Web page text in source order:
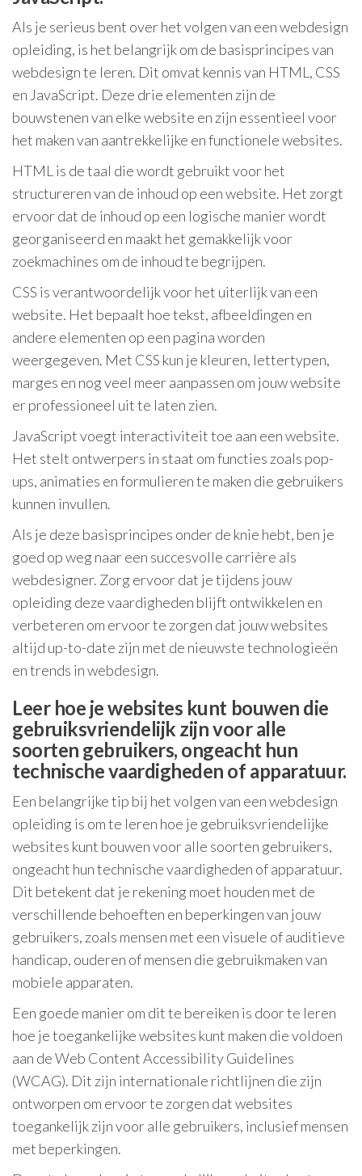
Als je serieus bent over het volgen van een webdesign
opleiding, is het belangrijk om de basisprincipes van
webdesign te leren. Dit omvat kennis van HTML, CSS
en JavaScript. Deze drie elementen zijn de
bouwstenen van elke website en zijn essentieel voor
het maken van aantrekkelijke en functionele websites.
HTML is de taal die wordt gebruikt voor het
structureren van de inhoud op een website. Het zorgt
ervoor dat de inhoud op een logische manier wordt
georganiseerd en maakt het gemakkelijk voor
zoekmachines om de inhoud te begrijpen.
CSS is verantwoordelijk voor het uiterlijk van een
website. Het bepaalt hoe tekst, afbeeldingen en
andere elementen op een pagina worden
weergegeven. Met CSS kun je kleuren, lettertypen,
marges en nog veel meer aanpassen om jouw website
er professioneel uit te laten zien.
JavaScript voegt interactiviteit toe aan een website.
Het stelt ontwerpers in staat om functies zoals pop-
ups, animaties en formulieren te maken die gebruikers
kunnen invullen.
Als je deze basisprincipes onder de knie hebt, ben je
goed op weg naar een succesvolle carrière als
webdesigner. Zorg ervoor dat je tijdens jouw
opleiding deze vaardigheden blijft ontwikkelen en
verbeteren om ervoor te zorgen dat jouw websites
altijd up-to-date zijn met de nieuwste technologieën
en trends in webdesign.
Leer hoe je websites kunt bouwen die
gebruiksvriendelijk zijn voor alle
soorten gebruikers, ongeacht hun
technische vaardigheden of apparatuur.
Een belangrijke tip bij het volgen van een webdesign
opleiding is om te leren hoe je gebruiksvriendelijke
websites kunt bouwen voor alle soorten gebruikers,
ongeacht hun technische vaardigheden of apparatuur.
Dit betekent dat je rekening moet houden met de
verschillende behoeften en beperkingen van jouw
gebruikers, zoals mensen met een visuele of auditieve
handicap, ouderen of mensen die gebruikmaken van
mobiele apparaten.
Een goede manier om dit te bereiken is door te leren
hoe je toegankelijke websites kunt maken die voldoen
aan de Web Content Accessibility Guidelines
(WCAG). Dit zijn internationale richtlijnen die zijn
ontworpen om ervoor te zorgen dat websites
toegankelijk zijn voor alle gebruikers, inclusief mensen
met beperkingen.